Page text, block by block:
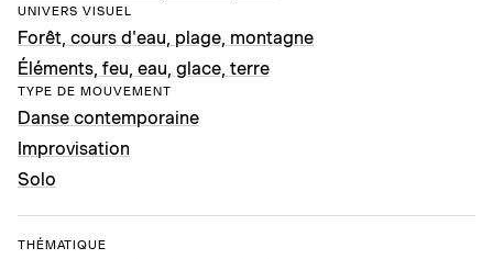
UNIVERS VISUEL
Forêt, cours d'eau, plage, montagne
Éléments, feu, eau, glace, terre
TYPE DE MOUVEMENT
Danse contemporaine
Improvisation
Solo
THÉMATIQUE